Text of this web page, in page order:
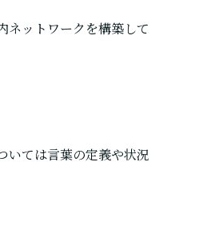
ネットワークを構築して
いては言葉の定義や状況